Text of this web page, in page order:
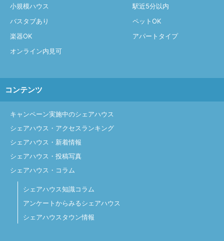
小規模ハウス
駅近5分以内
バスタブあり
ペットOK
楽器OK
アパートタイプ
オンライン内見可
コンテンツ
キャンペーン実施中のシェアハウス
シェアハウス・アクセスランキング
シェアハウス・新着情報
シェアハウス・投稿写真
シェアハウス・コラム
シェアハウス知識コラム
アンケートからみるシェアハウス
シェアハウスタウン情報